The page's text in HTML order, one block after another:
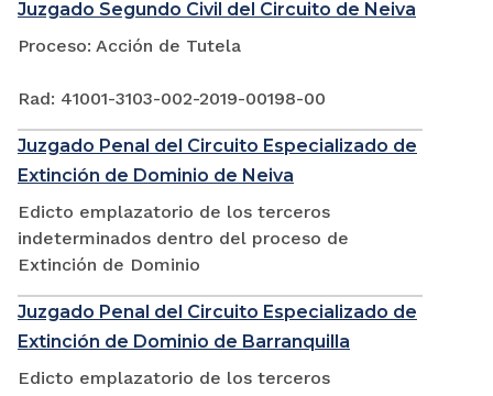
Juzgado Segundo Civil del Circuito de Neiva
Proceso: Acción de Tutela
Rad: 41001-3103-002-2019-00198-00
Juzgado Penal del Circuito Especializado de
Extinción de Dominio de Neiva
Edicto emplazatorio de los terceros
indeterminados dentro del proceso de
Extinción de Dominio
Juzgado Penal del Circuito Especializado de
Extinción de Dominio de Barranquilla
Edicto emplazatorio de los terceros